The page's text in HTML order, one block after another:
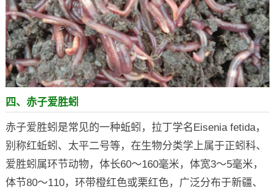
四、赤子爱胜蚓
赤子爱胜蚓是常见的一种蚯蚓，拉丁学名Eisenia fetida，
别称红蚯蚓、太平二号等，在生物分类学上属于正蚓科、
爱胜蚓属环节动物，体长60～160毫米，体宽3～5毫米，
体节80～110，环带橙红色或栗红色，广泛分布于新疆、